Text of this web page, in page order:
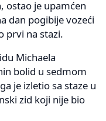
ostao je upamćen
dan pogibije vozeći
prvi na stazi.
Michaela
bolid u sedmom
je izletio sa staze u
zid koji nije bio